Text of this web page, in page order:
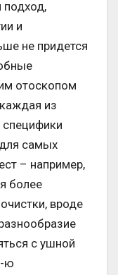
подход,
и
не придется
отоскопом
из
специфики
самых
– например,
более
вроде
с ушной
ю